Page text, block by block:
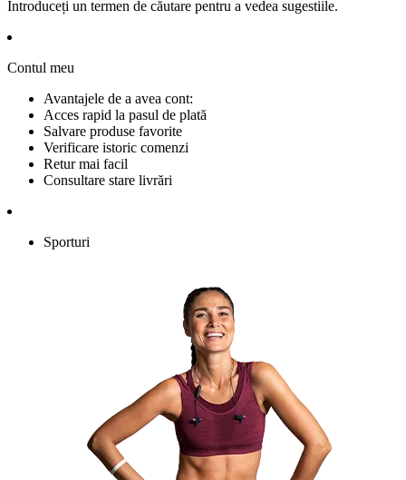
Introduceți un termen de căutare pentru a vedea sugestiile.
Contul meu
Avantajele de a avea cont:
Acces rapid la pasul de plată
Salvare produse favorite
Verificare istoric comenzi
Retur mai facil
Consultare stare livrări
Sporturi